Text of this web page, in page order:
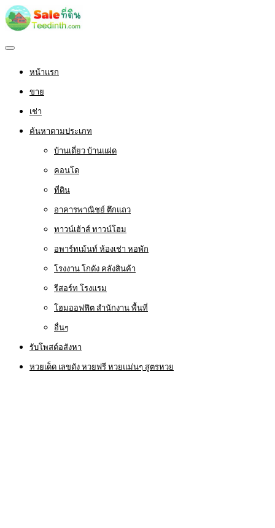
หน้าแรก
ขาย
เช่า
ค้นหาตามประเภท
บ้านเดี่ยว บ้านแฝด
คอนโด
ที่ดิน
อาคารพาณิชย์ ตึกแถว
ทาวน์เฮ้าส์ ทาวน์โฮม
อพาร์ทเม้นท์ ห้องเช่า หอพัก
โรงงาน โกดัง คลังสินค้า
รีสอร์ท โรงแรม
โฮมออฟฟิต สำนักงาน พื้นที่
อื่นๆ
รับโพสต์อสังหา
หวยเด็ด เลขดัง หวยฟรี หวยแม่นๆ สูตรหวย